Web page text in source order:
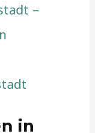
–
in